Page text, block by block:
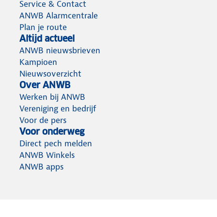
Service & Contact
ANWB Alarmcentrale
Plan je route
Altijd actueel
ANWB nieuwsbrieven
Kampioen
Nieuwsoverzicht
Over ANWB
Werken bij ANWB
Vereniging en bedrijf
Voor de pers
Voor onderweg
Direct pech melden
ANWB Winkels
ANWB apps